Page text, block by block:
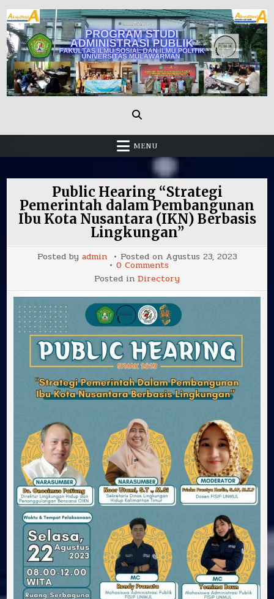
Skip
to
content
Administrasi Publik Fisip Unmul
MENU
Public Hearing “Strategi
Pemerintah dalam Pembangunan
Ibu Kota Nusantara (IKN) Berbasis
Lingkungan”
Posted by admin Posted on Agustus 23, 2023
0 Commentson
Hearing
“Strategi
Pemerintah
dalam
Pembangunan
Ibu
Kota
Nusantara
(IKN)
Berbasis
Lingkungan”
Posted in Directory